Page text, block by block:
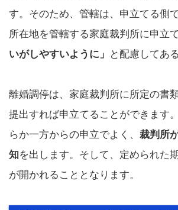
す。そのため、管轄は、申立てる側
所在地を管轄する家庭裁判所に申立
いがしやすいように」
と配慮してあ
離婚調停は、家庭裁判所に所定の書
提出すれば申立てることができます
らか一方からの申立でよく、 裁判所
知を出します。そして、定められた
が開かれることとなります。